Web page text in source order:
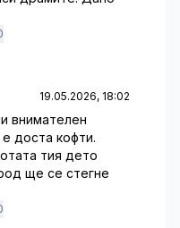
19.05.2026, 18:02
внимателен
доста кофти.
тия дето
ще се стегне